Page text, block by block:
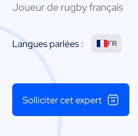
Joueur de rugby français
Langues parlées : FR
Solliciter cet expert